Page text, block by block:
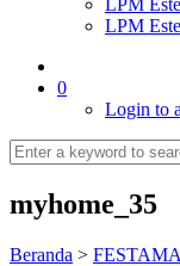
LPM
LPM
0
Login to
myhome_35
Beranda >